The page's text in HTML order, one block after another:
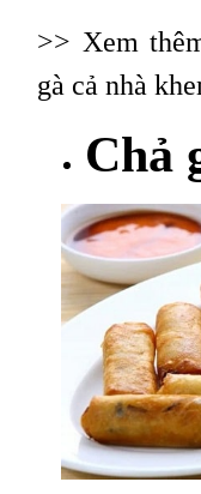
>> Xem
gà cả nhà
Chả